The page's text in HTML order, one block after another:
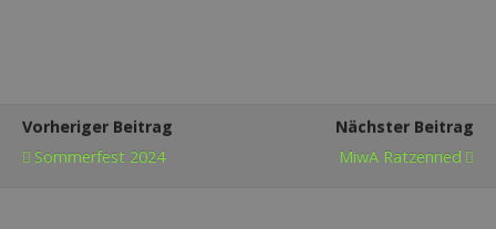
Vorheriger Beitrag
Sommerfest 2024
Nächster Beitrag
MiwA Ratzenried